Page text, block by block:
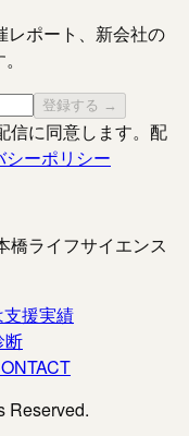
レポート、新会社の
登録する →
信に同意します。配
シーポリシー
橋ライフサイエンス
支援実績
断
Reserved.